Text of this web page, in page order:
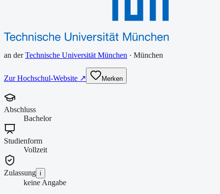
an derTechnische Universität München · München
Zur Hochschul-Website ↗ Merken
Abschluss
Bachelor
Studienform
Vollzeit
Zulassung i
keine Angabe